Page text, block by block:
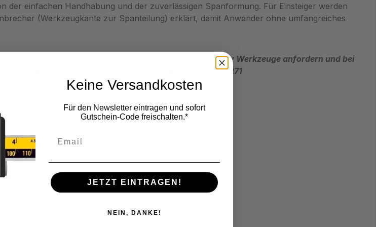
der einfachen Handhabung und der zuverlässigen Spanformung. Für Einsteiger werden
(Werkzeugkante zur Spanteilung) erklärt, damit Anwender ohne umfangreiches
CCMT 060204 Wendeplatten aus Hartmetall bei Metav Werkzeuge anfordern und bei
• ☎️ +49 2822 7131930 • ✔️ WhatsApp +49 170 2837271
Keine Versandkosten
Für den Newsletter eintragen und sofort
Gutschein-Code freischalten.*
JETZT EINTRAGEN!
NEIN, DANKE!